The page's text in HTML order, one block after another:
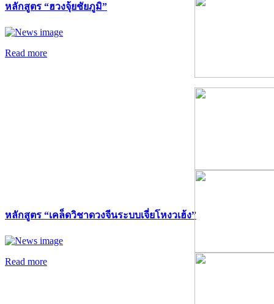
หลักสูตร “ฮวงจุ้ยชัยภูมิ”
Read more
หลักสูตร “เคล็ดวิชาดวงจีนระบบเจี่ยโหงวเฮ้ง”
Read more